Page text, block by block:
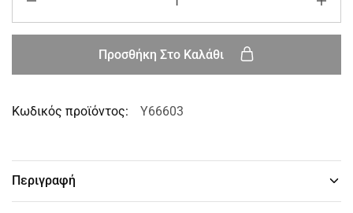
Προσθήκη Στο Καλάθι
Κωδικός προϊόντος: Y66603
Περιγραφή